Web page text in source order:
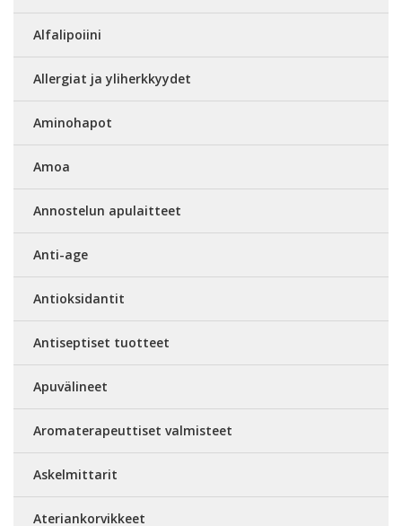
Alfalipoiini
Allergiat ja yliherkkyydet
Aminohapot
Amoa
Annostelun apulaitteet
Anti-age
Antioksidantit
Antiseptiset tuotteet
Apuvälineet
Aromaterapeuttiset valmisteet
Askelmittarit
Ateriankorvikkeet